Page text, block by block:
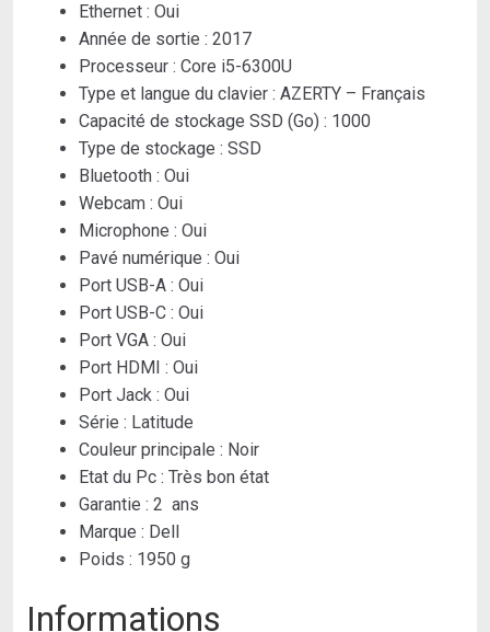
Ethernet : Oui
Année de sortie : 2017
Processeur : Core i5-6300U
Type et langue du clavier : AZERTY – Français
Capacité de stockage SSD (Go) : 1000
Type de stockage : SSD
Bluetooth : Oui
Webcam : Oui
Microphone : Oui
Pavé numérique : Oui
Port USB-A : Oui
Port USB-C : Oui
Port VGA : Oui
Port HDMI : Oui
Port Jack : Oui
Série : Latitude
Couleur principale : Noir
Etat du Pc : Très bon état
Garantie : 2 ans
Marque : Dell
Poids : 1950 g
Informations